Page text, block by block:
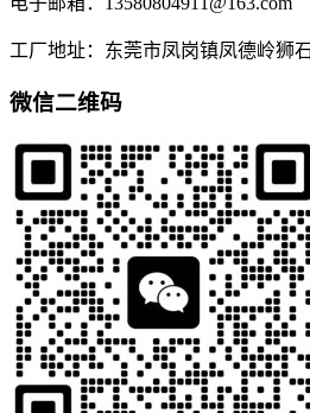
工厂地址：东莞市凤岗镇凤德岭狮
微信二维码